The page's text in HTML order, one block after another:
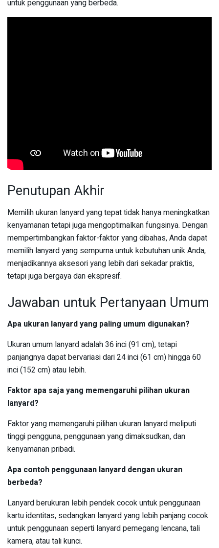
untuk penggunaan yang berbeda.
Penutupan Akhir
Memilih ukuran lanyard yang tepat tidak hanya meningkatkan
kenyamanan tetapi juga mengoptimalkan fungsinya. Dengan
mempertimbangkan faktor-faktor yang dibahas, Anda dapat
memilih lanyard yang sempurna untuk kebutuhan unik Anda,
menjadikannya aksesori yang lebih dari sekadar praktis,
tetapi juga bergaya dan ekspresif.
Jawaban untuk Pertanyaan Umum
Apa ukuran lanyard yang paling umum digunakan?
Ukuran umum lanyard adalah 36 inci (91 cm), tetapi
panjangnya dapat bervariasi dari 24 inci (61 cm) hingga 60
inci (152 cm) atau lebih.
Faktor apa saja yang memengaruhi pilihan ukuran
lanyard?
Faktor yang memengaruhi pilihan ukuran lanyard meliputi
tinggi pengguna, penggunaan yang dimaksudkan, dan
kenyamanan pribadi.
Apa contoh penggunaan lanyard dengan ukuran
berbeda?
Lanyard berukuran lebih pendek cocok untuk penggunaan
kartu identitas, sedangkan lanyard yang lebih panjang cocok
untuk penggunaan seperti lanyard pemegang lencana, tali
kamera, atau tali kunci.